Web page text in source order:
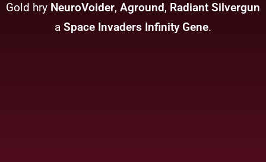
Gold hry NeuroVoider, Aground, Radiant Silvergun
a Space Invaders Infinity Gene.